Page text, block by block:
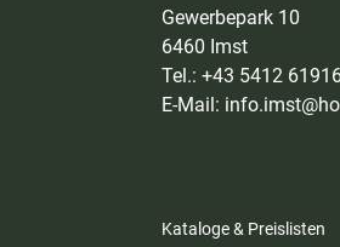
Gewerbepark 10
6460 Imst
Tel.: +43 5412
E-Mail:
Kataloge & Preislisten